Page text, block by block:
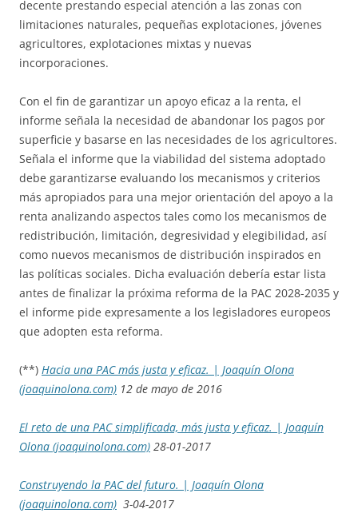
decente prestando especial atención a las zonas con
limitaciones naturales, pequeñas explotaciones, jóvenes
agricultores, explotaciones mixtas y nuevas
incorporaciones.
Con el fin de garantizar un apoyo eficaz a la renta, el
informe señala la necesidad de abandonar los pagos por
superficie y basarse en las necesidades de los agricultores.
Señala el informe que la viabilidad del sistema adoptado
debe garantizarse evaluando los mecanismos y criterios
más apropiados para una mejor orientación del apoyo a la
renta analizando aspectos tales como los mecanismos de
redistribución, limitación, degresividad y elegibilidad, así
como nuevos mecanismos de distribución inspirados en
las políticas sociales. Dicha evaluación debería estar lista
antes de finalizar la próxima reforma de la PAC 2028-2035 y
el informe pide expresamente a los legisladores europeos
que adopten esta reforma.
(**) Hacia una PAC más justa y eficaz. | Joaquín Olona
(joaquinolona.com) 12 de mayo de 2016
El reto de una PAC simplificada, más justa y eficaz. | Joaquín
Olona (joaquinolona.com) 28-01-2017
Construyendo la PAC del futuro. | Joaquín Olona
(joaquinolona.com) 3-04-2017